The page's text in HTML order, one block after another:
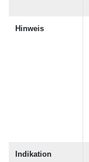
Hinweis
Indikation